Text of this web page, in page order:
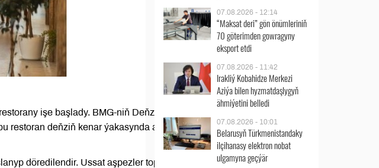
işe başlady. BMG-niň Deňze çykalgasy
restoran deňziň kenar ýakasynda amatly ýerleşişi bilen
döredilendir. Ussat aşpezler topary tarapyndan
07.08.2026 - 12:14
“Maksat deri” gön önümleriniň
70 göterimden gowragyny
eksport etdi
07.08.2026 - 11:42
Irakliý Kobahidze Merkezi
Aziýa bilen hyzmatdaşlygyň
ähmiýetini belledi
07.08.2026 - 10:01
Belarusyň Türkmenistandaky
ilçihanasy elektron nobat
ulgamyna geçýär